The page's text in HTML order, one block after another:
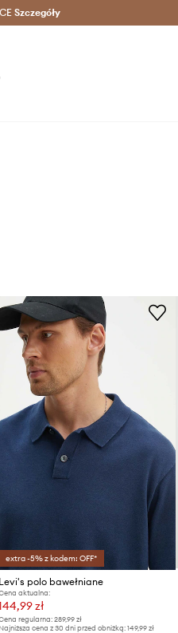
w 24h >
Szczegóły
extra -5% z kodem: OFF*
Levi's polo bawełniane
aktualna:
zł
regularna: 289,99 zł
Najniższa cena z 30 dni przed obniżką: 149,99 zł